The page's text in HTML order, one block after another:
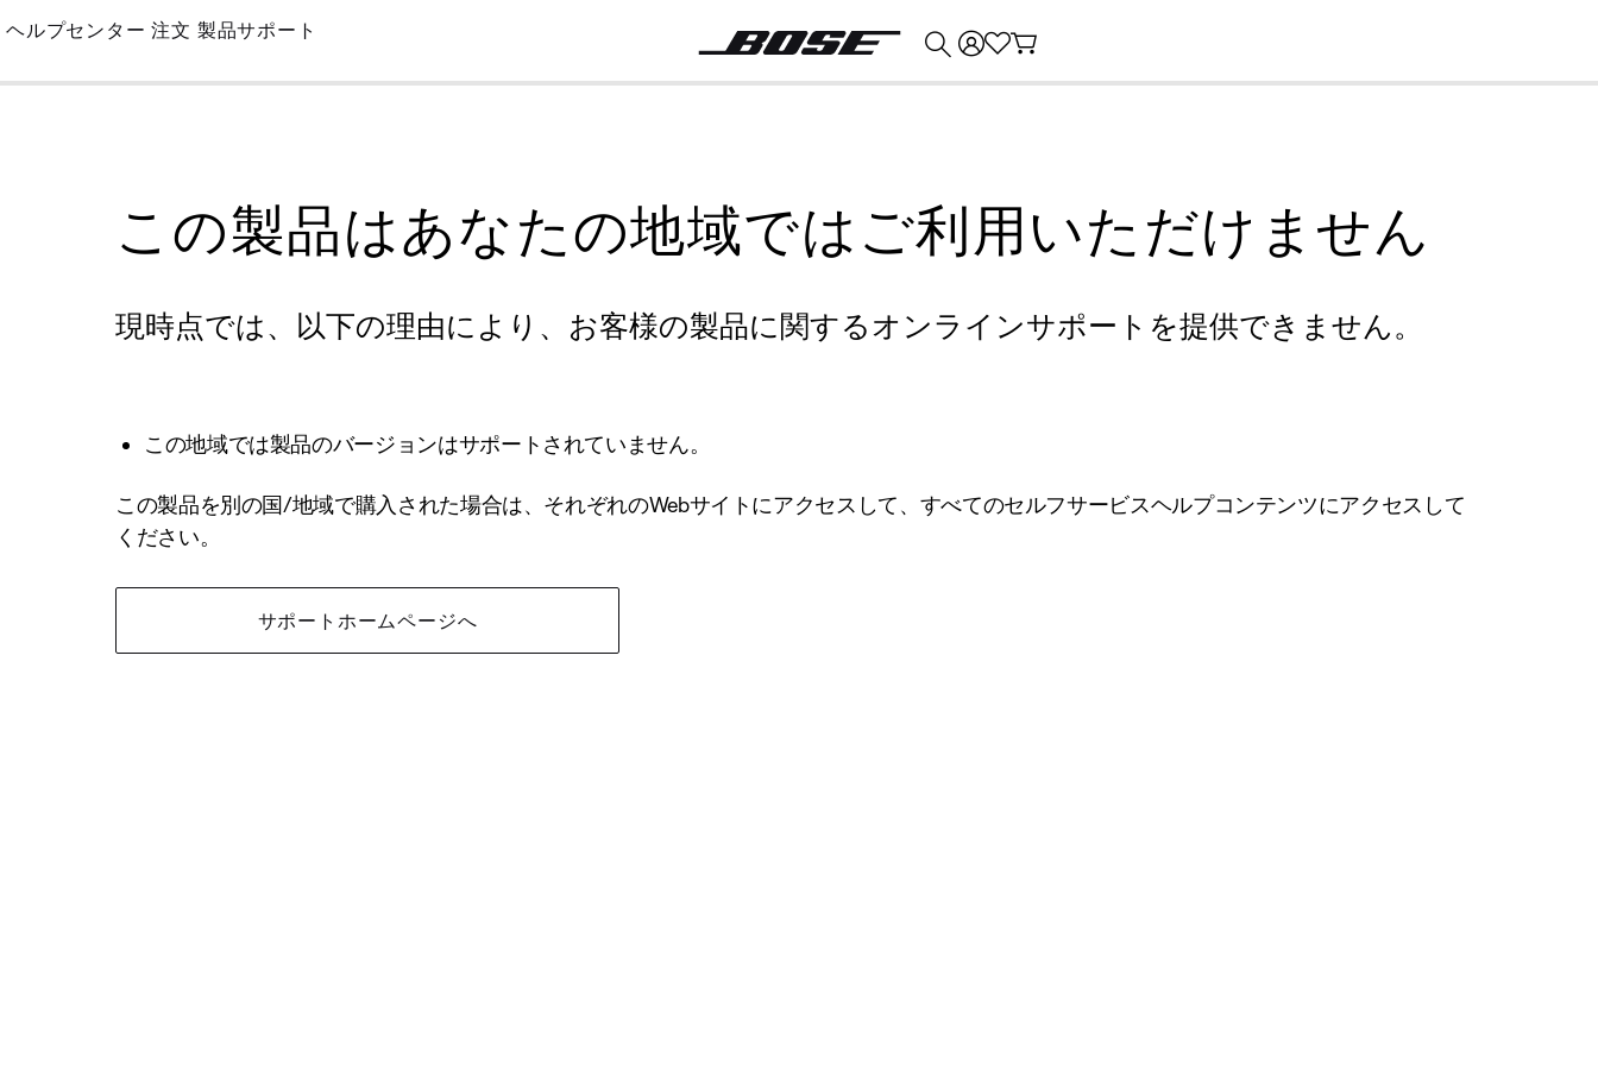
Skip
Main
ヘルプセンター 注文 製品サポート
この製品はあなたの地域ではご利用いただけません
現時点では、以下の理由により、お客様の製品に関するオンラインサポートを提供できません。
この地域では製品のバージョンはサポートされていません。
この製品を別の国/地域で購入された場合は、それぞれのWebサイトにアクセスして、すべてのセルフサービスヘルプコンテンツにアクセスして
ください。
サポートホームページへ